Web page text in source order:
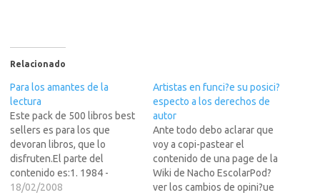
Relacionado
Para los amantes de la
lectura
Este pack de 500 libros best
sellers es para los que
devoran libros, que lo
disfruten.El parte del
contenido es:1. 1984 -
George Orwell 2. 2001 - Una
18/02/2008
Artistas en funci?e su posici?
especto a los derechos de
autor
Ante todo debo aclarar que
voy a copi-pastear el
contenido de una page de la
Wiki de Nacho EscolarPod?
ver los cambios de opini?ue